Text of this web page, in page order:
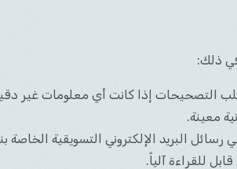
ذلك:
التصحيحات إذا كانت أي معلومات غير
معينة.
البريد الإلكتروني التسويقية الخاصة
للقراءة آلياً.